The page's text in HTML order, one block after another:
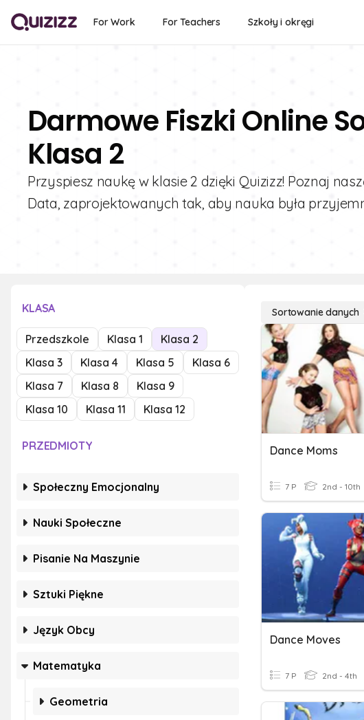
For Work For Teachers Szkoły i okręgi
Darmowe Fiszki Online
Klasa 2
Przyspiesz naukę w klasie 2 dzięki Quizizz! Poznaj
Data, zaprojektowanych tak, aby nauka była
KLASA
Przedszkole Klasa 1
Klasa 2
Klasa 3
Klasa 4 Klasa 5
Klasa 6
Klasa 7
Klasa 8
Klasa 9
Klasa 10
Klasa 11 Klasa 12
PRZEDMIOTY
Społeczny Emocjonalny
Nauki Społeczne
Pisanie Na Maszynie
Sztuki Piękne
Język Obcy
Matematyka
Geometria
Sortowanie danych
Dance Moms
7 P 2nd - 10th
Dance Moves
7 P 2nd - 4th